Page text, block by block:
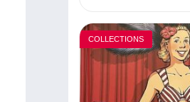
COLLECTIONS